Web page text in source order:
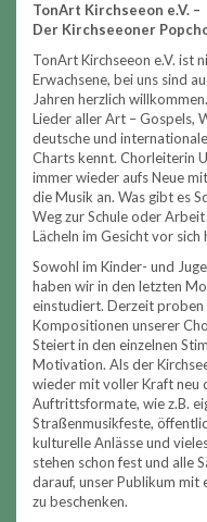
TonArt Kirchseeon e.V. –
Der Kirchseeoner
TonArt Kirchseeon e.V. ist
Erwachsene, bei uns sind
Jahren herzlich
Lieder aller Art – Gospels,
deutsche und
Charts kennt. Chorleiterin
immer wieder aufs Neue
die Musik an. Was gibt es
Weg zur Schule oder
Lächeln im Gesicht vor sich
Sowohl im Kinder- und
haben wir in den letzten
einstudiert. Derzeit proben
Kompositionen unserer
Steiert in den einzelnen
Motivation. Als der
wieder mit voller Kraft neu
Auftrittsformate, wie z.B.
Straßenmusikfeste,
kulturelle Anlässe und
stehen schon fest und alle
darauf, unser Publikum mit
zu beschenken.